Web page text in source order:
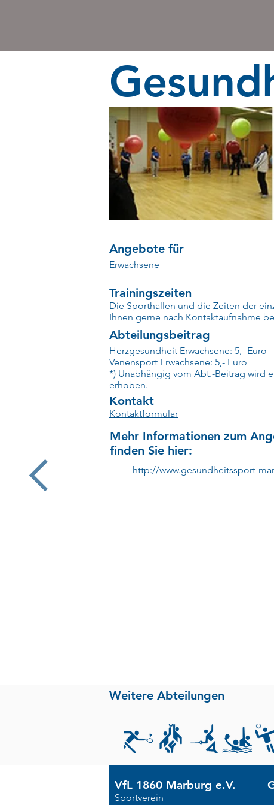
Angebote für
Erwachsene
Trainingszeiten
Die Sporthallen und die Zeiten der
Ihnen gerne nach Kontaktaufnahme
Abteilungsbeitrag
Herzgesundheit Erwachsene: 5,- Euro
Venensport Erwachsene: 5,- Euro
*) Unabhängig vom Abt.-Beitrag wird
erhoben.
Kontakt
Kontaktformular
Mehr Informationen zum
finden Sie hier:
http://www.gesundheitssport-
Weitere Abteilungen
VfL 1860 Marburg e.V.
Sportverein